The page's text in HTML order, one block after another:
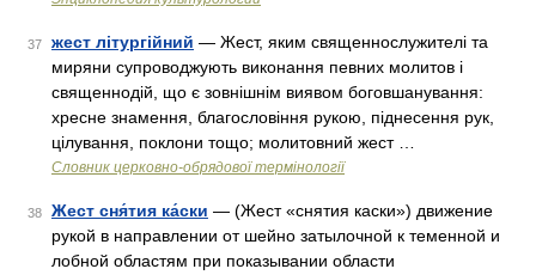
37 жест літургійний — Жест, яким священнослужителі та
миряни супроводжують виконання певних молитов і
священнодій, що є зовнішнім виявом боговшанування:
хресне знамення, благословіння рукою, піднесення рук,
цілування, поклони тощо; молитовний жест …
Словник церковно-обрядової термінології
38 Жест сня́тия ка́ски — (Жест «снятия каски») движение
рукой в направлении от шейно затылочной к теменной и
лобной областям при показывании области